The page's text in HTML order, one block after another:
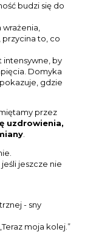
budzi się do
wrażenia,
to, co
intensywne, by
Domyka
gdzie
przez
uzdrowienia,
.
jeszcze nie
- sny
„Teraz moja kolej.”